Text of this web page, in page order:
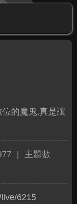
位的魔鬼,真是讓
主題數
6215